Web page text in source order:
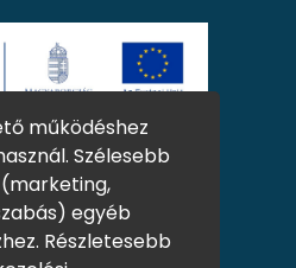
működéshez
Szélesebb
egyéb
Részletesebb
Pályázatok
Kapcsolat